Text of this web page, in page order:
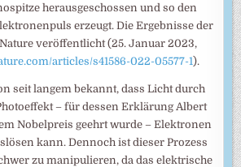
herausgeschossen und so den
erzeugt. Die Ergebnisse der
veröffentlicht (25. Januar 2023,
articles/s41586-022-05577-1).
seit langem bekannt, dass Licht durch
– für dessen Erklärung Albert
Nobelpreis geehrt wurde – Elektronen
kann. Dennoch ist dieser Prozess
zu manipulieren, da das elektrische